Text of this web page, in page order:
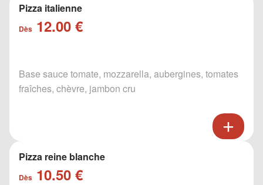
Pizza italienne
Dès 12.00 €
Base sauce tomate, mozzarella, aubergines, tomates
fraîches, chèvre, jambon cru
Pizza reine blanche
Dès 10.50 €